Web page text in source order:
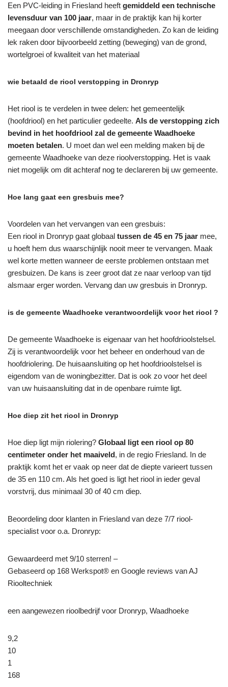
Een PVC-leiding in Friesland heeft gemiddeld een technische
levensduur van 100 jaar, maar in de praktijk kan hij korter
meegaan door verschillende omstandigheden. Zo kan de leiding
lek raken door bijvoorbeeld zetting (beweging) van de grond,
wortelgroei of kwaliteit van het materiaal
wie betaald de riool verstopping in Dronryp
Het riool is te verdelen in twee delen: het gemeentelijk
(hoofdriool) en het particulier gedeelte. Als de verstopping zich
bevind in het hoofdriool zal de gemeente Waadhoeke
moeten betalen. U moet dan wel een melding maken bij de
gemeente Waadhoeke van deze rioolverstopping. Het is vaak
niet mogelijk om dit achteraf nog te declareren bij uw gemeente.
Hoe lang gaat een gresbuis mee?
Voordelen van het vervangen van een gresbuis:
Een riool in Dronryp gaat globaal tussen de 45 en 75 jaar mee,
u hoeft hem dus waarschijnlijk nooit meer te vervangen. Maak
wel korte metten wanneer de eerste problemen ontstaan met
gresbuizen. De kans is zeer groot dat ze naar verloop van tijd
alsmaar erger worden. Vervang dan uw gresbuis in Dronryp.
is de gemeente Waadhoeke verantwoordelijk voor het riool ?
De gemeente Waadhoeke is eigenaar van het hoofdrioolstelsel.
Zij is verantwoordelijk voor het beheer en onderhoud van de
hoofdriolering. De huisaansluiting op het hoofdrioolstelsel is
eigendom van de woningbezitter. Dat is ook zo voor het deel
van uw huisaansluiting dat in de openbare ruimte ligt.
Hoe diep zit het riool in Dronryp
Hoe diep ligt mijn riolering? Globaal ligt een riool op 80
centimeter onder het maaiveld, in de regio Friesland. In de
praktijk komt het er vaak op neer dat de diepte varieert tussen
de 35 en 110 cm. Als het goed is ligt het riool in ieder geval
vorstvrij, dus minimaal 30 of 40 cm diep.
Beoordeling door klanten in Friesland van deze 7/7 riool-
specialist voor o.a. Dronryp:
Gewaardeerd met 9/10 sterren! –
Gebaseerd op 168 Werkspot® en Google reviews van AJ
Riooltechniek
een aangewezen rioolbedrijf voor Dronryp, Waadhoeke
9,2
10
1
168